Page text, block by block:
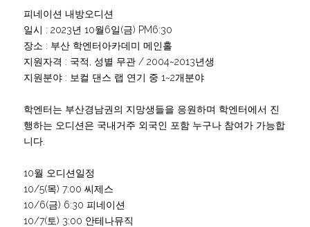
피네이션 내방오디션
일시 : 2023년 10월6일(금) PM6:30
장소 : 부산 학엔터아카데미 메인홀
지원자격 : 국적, 성별 무관 / 2004~2013년생
지원분야 : 보컬 댄스 랩 연기 중 1~2개분야
학엔터는 부산경남권의 지망생들을 응원하며 학엔터에서 진
행하는 오디션은 국내거주 외국인 포함 누구나 참여가 가능합
니다.
10월 오디션일정
10/5(목) 7:00 씨제스
10/6(금) 6:30 피네이션
10/7(토) 3:00 안테나뮤직